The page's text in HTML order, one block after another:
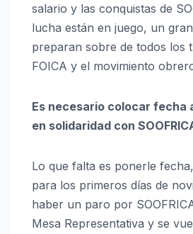
salario y las conquistas de
lucha están en juego, un
preparan sobre de todos los
FOICA y el movimiento
Es necesario colocar fecha
en solidaridad con
Lo que falta es ponerle
para los primeros días de
haber un paro por
Mesa Representativa y se